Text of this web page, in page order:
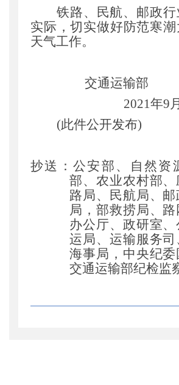
铁路、民航、邮政行
实际 ，切实做好防范寒
天气工作。
交通运输部
2021年9
(此件公开发布)
抄送 ：公安部、自然资
部、农业农村部
路局、民航局、
局 ， 部救捞局、
办公厅、政研室
运局、运输服务司
海事局 ， 中央纪
交通运输部纪检监